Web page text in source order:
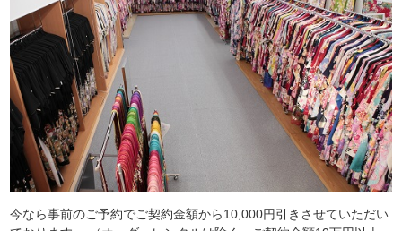
今なら事前のご予約でご契約金額から10,000円引きさせていただい